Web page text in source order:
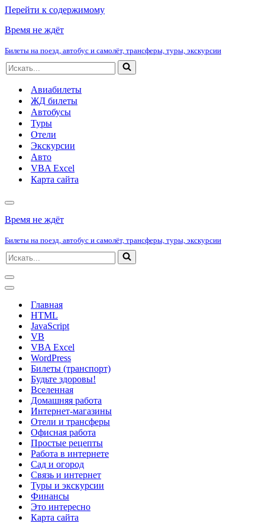
Перейти к содержимому
Время не ждёт
Билеты на поезд, автобус и самолёт, трансферы, туры, экскурсии
Искать...
Авиабилеты
ЖД билеты
Автобусы
Туры
Отели
Экскурсии
Авто
VBA Excel
Карта сайта
Меню
навигации
Время не ждёт
Билеты на поезд, автобус и самолёт, трансферы, туры, экскурсии
Искать...
Меню
навигации
Меню
навигацииГлавная
HTML
JavaScript
VB
VBA Excel
WordPress
Билеты (транспорт)
Будьте здоровы!
Вселенная
Домашняя работа
Интернет-магазины
Отели и трансферы
Офисная работа
Простые рецепты
Работа в интернете
Сад и огород
Связь и интернет
Туры и экскурсии
Финансы
Это интересно
Карта сайта